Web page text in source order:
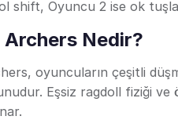
shift, Oyuncu 2 ise ok
Archers Nedir?
oyuncuların çeşitli
Eşsiz ragdoll fiziği